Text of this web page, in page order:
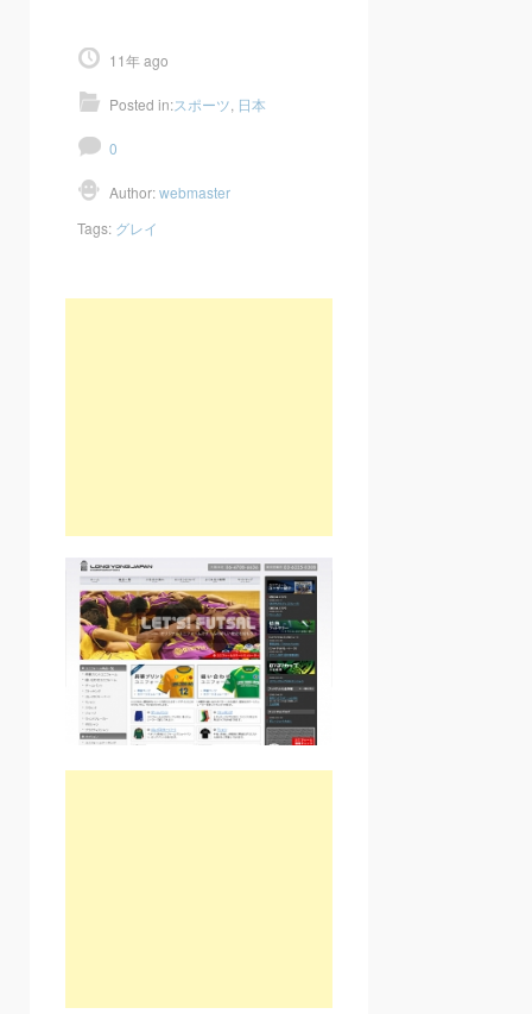
11年 ago
Posted in:スポーツ 日本
0
Author:webmaster
Tags: グレイ